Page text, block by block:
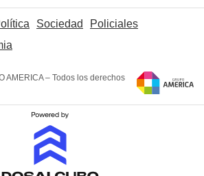
Sociedad
Policiales
AMERICA – Todos los derechos